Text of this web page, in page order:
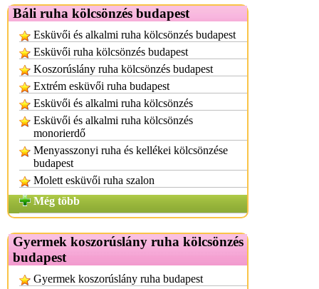
Báli ruha kölcsönzés budapest
Esküvői és alkalmi ruha kölcsönzés budapest
Esküvői ruha kölcsönzés budapest
Koszorúslány ruha kölcsönzés budapest
Extrém esküvői ruha budapest
Esküvői és alkalmi ruha kölcsönzés
Esküvői és alkalmi ruha kölcsönzés
monorierdő
Menyasszonyi ruha és kellékei kölcsönzése
budapest
Molett esküvői ruha szalon
Még több
Gyermek koszorúslány ruha kölcsönzés
budapest
Gyermek koszorúslány ruha budapest